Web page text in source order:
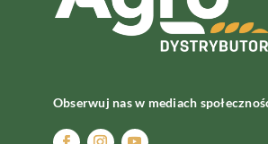
Obserwuj nas w mediach